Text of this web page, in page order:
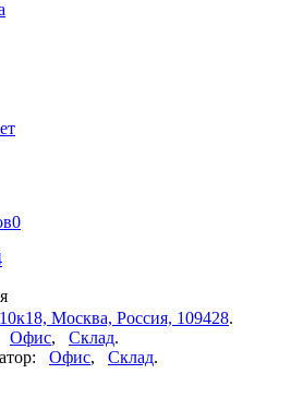
0
Москва, Россия, 109428.
Офис, Склад.
Офис, Склад.